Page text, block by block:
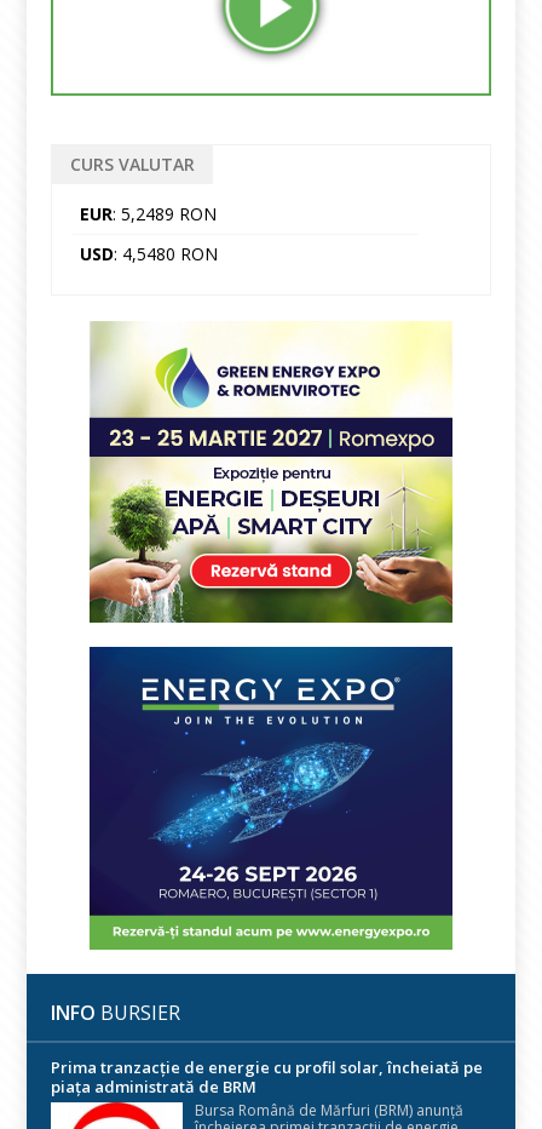
CURS VALUTAR
EUR: 5,2489 RON
USD: 4,5480 RON
INFO BURSIER
Prima tranzacție de energie cu profil solar, încheiată pe
piața administrată de BRM
Bursa Română de Mărfuri (BRM) anunță